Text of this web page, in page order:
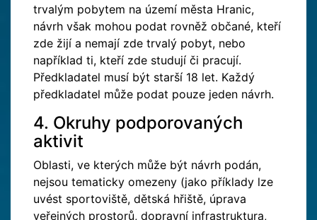
trvalým pobytem na území města Hranic,
návrh však mohou podat rovněž občané, kteří
zde žijí a nemají zde trvalý pobyt, nebo
například ti, kteří zde studují či pracují.
Předkladatel musí být starší 18 let. Každý
předkladatel může podat pouze jeden návrh.
4. Okruhy podporovaných
aktivit
Oblasti, ve kterých může být návrh podán,
nejsou tematicky omezeny (jako příklady lze
uvést sportoviště, dětská hřiště, úprava
veřejných prostorů, dopravní infrastruktura,